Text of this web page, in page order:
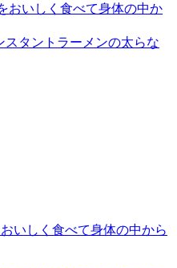
おいしく食べて身体の中か
スタントラーメンの太らな
いしく食べて身体の中から